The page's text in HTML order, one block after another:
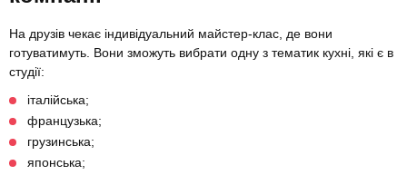
На друзів чекає індивідуальний майстер-клас, де вони
готуватимуть. Вони зможуть вибрати одну з тематик кухні, які є в
студії:
італійська;
французька;
грузинська;
японська;